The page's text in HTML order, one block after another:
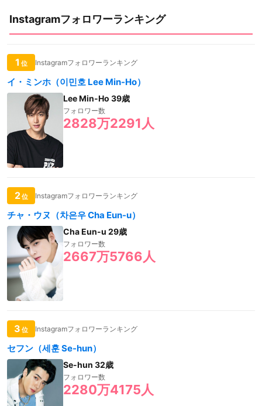
Instagramフォロワーランキング
1 位 Instagramフォロワーランキング
イ・ミンホ（이민호 Lee Min-Ho）
Lee Min-Ho 39歳
フォロワー数
2828万2291人
2位 Instagramフォロワーランキング
チャ・ウヌ（차은우 Cha Eun-u）
Cha Eun-u 29歳
フォロワー数
2667万5766人
3 位 Instagramフォロワーランキング
セフン（세훈 Se-hun）
Se-hun 32歳
フォロワー数
2280万4175人